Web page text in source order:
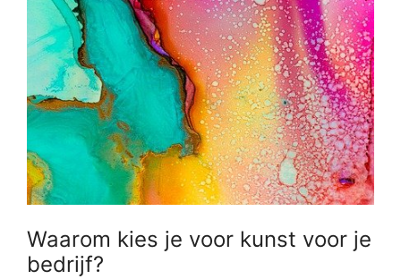
Waarom kies je voor kunst voor je
bedrijf?